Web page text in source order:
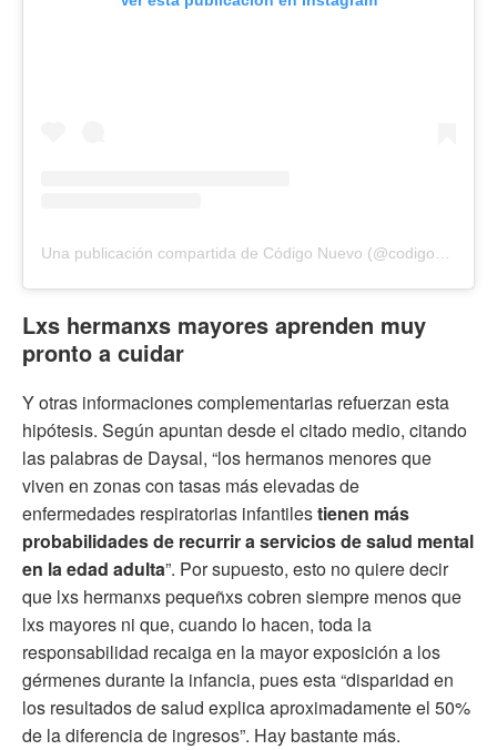
Lxs hermanxs mayores aprenden muy
pronto a cuidar
Y otras informaciones complementarias refuerzan esta
hipótesis. Según apuntan desde el citado medio, citando
las palabras de Daysal, “los hermanos menores que
viven en zonas con tasas más elevadas de
enfermedades respiratorias infantilestienen más
probabilidades de recurrir a servicios de salud mental
en la edad adulta”. Por supuesto, esto no quiere decir
que lxs hermanxs pequeñxs cobren siempre menos que
lxs mayores ni que, cuando lo hacen, toda la
responsabilidad recaiga en la mayor exposición a los
gérmenes durante la infancia, pues esta “disparidad en
los resultados de salud explica aproximadamente el 50%
de la diferencia de ingresos”. Hay bastante más.